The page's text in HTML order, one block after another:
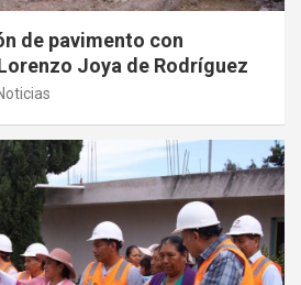
de pavimento con
Joya de Rodríguez